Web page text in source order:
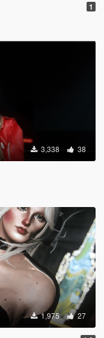
1
3,338 38
1,975 27